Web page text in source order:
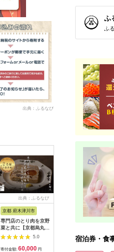
出典：ふるなび
出典：ふるなび
京都 府木津川市
専門店のとり肉を京野
菜と共に【京都烏丸御
池】で味わう2名様焼
鳥コースお食事券
064-15
5.0
寄付金額: 60,000 円
出典：ふるなび
（15,000円）【星野
リゾート】
5.0
ふ
ふ
宿泊券・食